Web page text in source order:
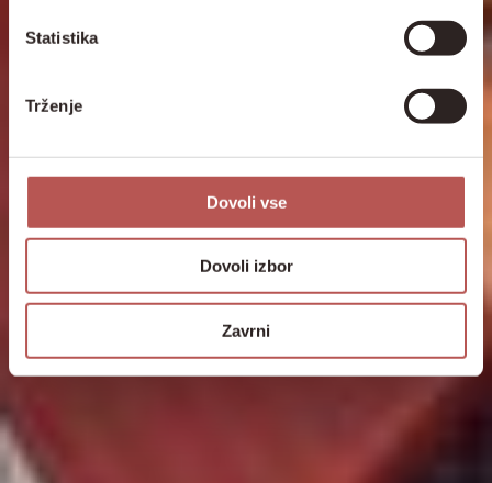
Statistika
Trženje
Dovoli vse
Dovoli izbor
Zavrni